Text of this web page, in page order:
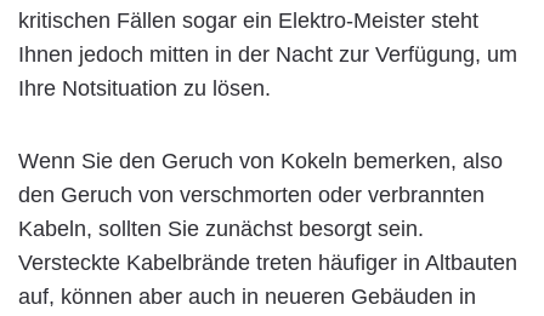
kritischen Fällen sogar ein Elektro-Meister steht
Ihnen jedoch mitten in der Nacht zur Verfügung, um
Ihre Notsituation zu lösen.
Wenn Sie den Geruch von Kokeln bemerken, also
den Geruch von verschmorten oder verbrannten
Kabeln, sollten Sie zunächst besorgt sein.
Versteckte Kabelbrände treten häufiger in Altbauten
auf, können aber auch in neueren Gebäuden in